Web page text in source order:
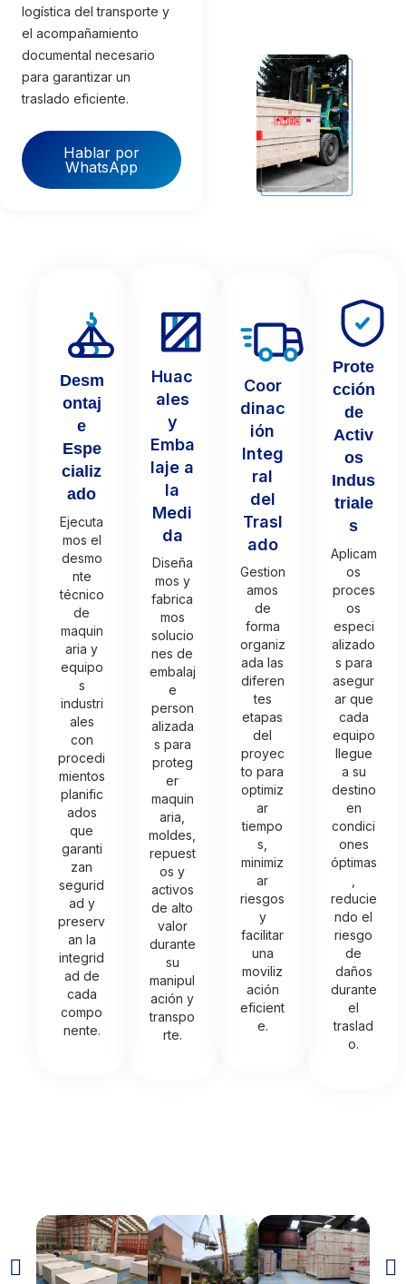
logística del transporte y
el acompañamiento
documental necesario
para garantizar un
traslado eficiente.
Hablar por
WhatsApp
Desm
ontaj
e
Espe
cializ
ado
Ejecuta
mos el
desmo
nte
técnico
de
maquin
aria y
equipo
s
industri
ales
con
procedi
mientos
planific
ados
que
garanti
zan
segurid
ad y
preserv
an la
integrid
ad de
cada
compo
nente.
Huac
ales
y
Emba
laje a
la
Medi
da
Diseña
mos y
fabrica
mos
solucio
nes de
embalaj
e
person
alizada
s para
proteg
er
maquin
aria,
moldes,
repuest
os y
activos
de alto
valor
durante
su
manipul
ación y
transpo
rte.
Coor
dinac
ión
Integ
ral
del
Trasl
ado
Gestion
amos
de
forma
organiz
ada las
diferen
tes
etapas
del
proyec
to para
optimiz
ar
tiempo
s,
minimiz
ar
riesgos
y
facilitar
una
moviliz
ación
eficient
e.
Prote
cción
de
Activ
os
Indus
triale
s
Aplicam
os
proces
os
especi
alizado
s para
asegur
ar que
cada
equipo
llegue
a su
destino
en
condici
ones
óptimas
reducie
ndo el
riesgo
de
daños
durante
el
traslad
o.